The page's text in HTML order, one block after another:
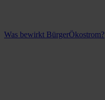
Was bewirkt BürgerÖkostrom?